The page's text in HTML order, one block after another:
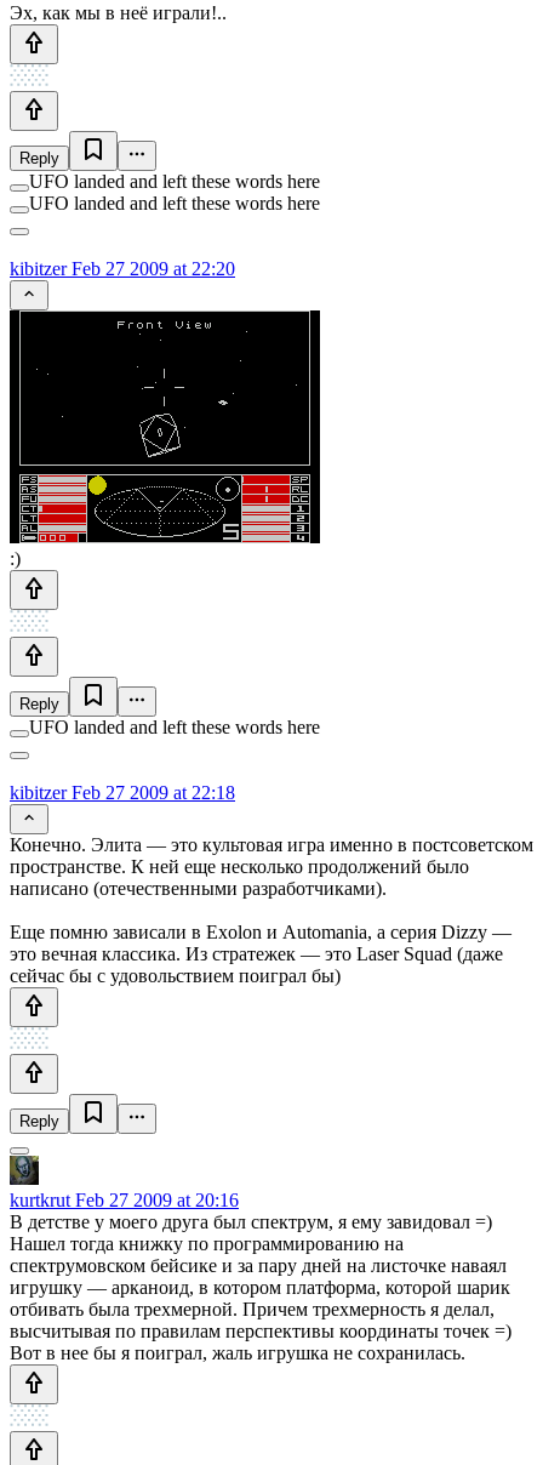
Эх, как мы в неё играли!..
Reply
UFO landed and left these words here
UFO landed and left these words here
kibitzerFeb 27 2009 at 22:20
:)
Reply
UFO landed and left these words here
kibitzerFeb 27 2009 at 22:18
Конечно. Элита — это культовая игра именно в постсоветском
пространстве. К ней еще несколько продолжений было
написано (отечественными разработчиками).
Еще помню зависали в Exolon и Automania, а серия Dizzy —
это вечная классика. Из стратежек — это Laser Squad (даже
сейчас бы с удовольствием поиграл бы)
Reply
kurtkrut Feb 27 2009 at 20:16
В детстве у моего друга был спектрум, я ему завидовал =)
Нашел тогда книжку по программированию на
спектрумовском бейсике и за пару дней на листочке наваял
игрушку — арканоид, в котором платформа, которой шарик
отбивать была трехмерной. Причем трехмерность я делал,
высчитывая по правилам перспективы координаты точек =)
Вот в нее бы я поиграл, жаль игрушка не сохранилась.